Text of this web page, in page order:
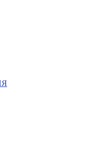
за контактування з